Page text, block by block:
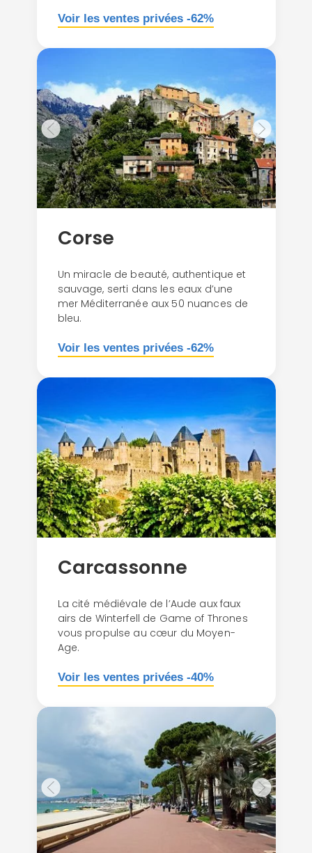
Voir les ventes privées -62%
Corse
Un miracle de beauté, authentique et
sauvage, serti dans les eaux d’une
mer Méditerranée aux 50 nuances de
bleu.
Voir les ventes privées -62%
Carcassonne
La cité médiévale de l’Aude aux faux
airs de Winterfell de Game of Thrones
vous propulse au cœur du Moyen-
Age.
Voir les ventes privées -40%